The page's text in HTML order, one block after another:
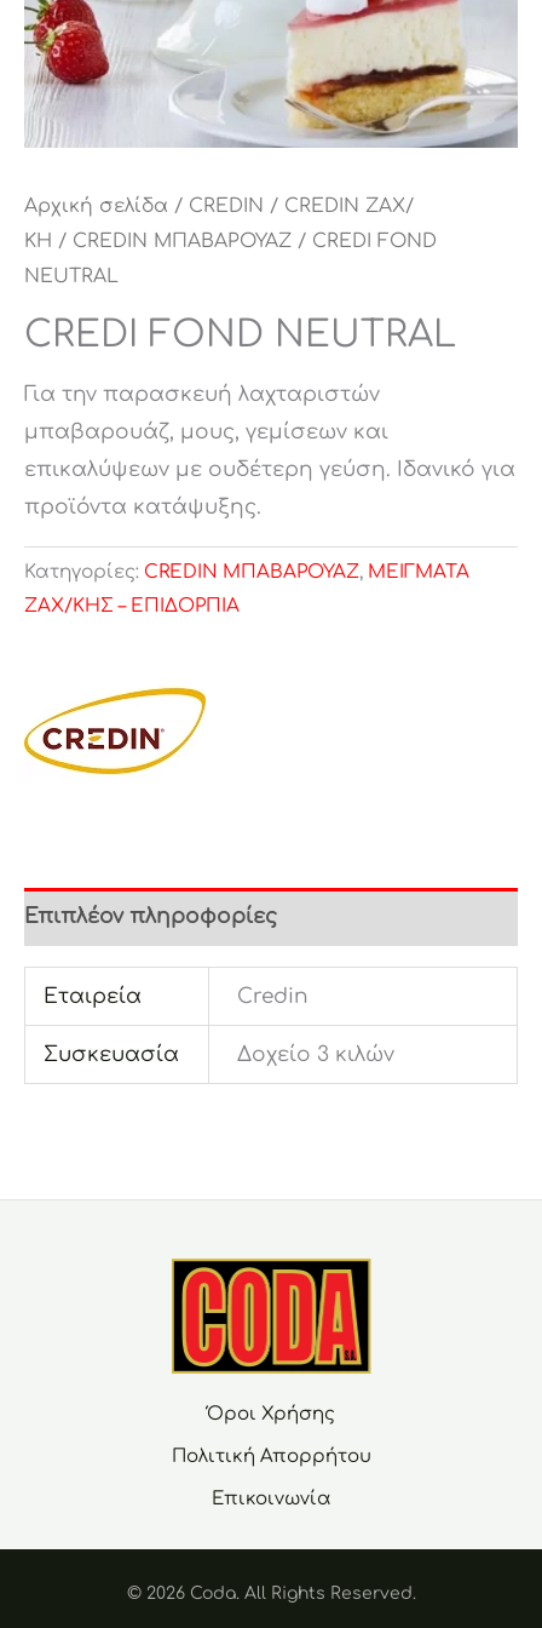
Αρχική σελίδα / CREDIN / CREDIN ΖΑΧ/
ΚΗ / CREDIN ΜΠΑΒΑΡΟΥΑΖ / CREDI FOND
NEUTRAL
CREDI FOND NEUTRAL
Για την παρασκευή λαχταριστών
μπαβαρουάζ, μους, γεμίσεων και
επικαλύψεων με ουδέτερη γεύση. Ιδανικό για
προϊόντα κατάψυξης.
Κατηγορίες: CREDIN ΜΠΑΒΑΡΟΥΑΖ, ΜΕΙΓΜΑΤΑ
ΖΑΧ/ΚΗΣ – ΕΠΙΔΟΡΠΙΑ
Επιπλέον πληροφορίες
Εταιρεία Credin
Συσκευασία Δοχείο 3 κιλών
Όροι Χρήσης
Πολιτική Απορρήτου
Επικοινωνία
© 2026 Coda. Αll Rights Reserved.